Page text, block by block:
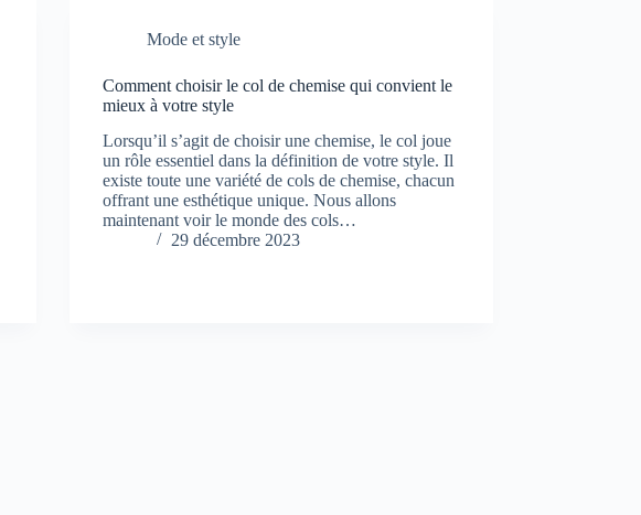
Mode et style
Comment choisir le col de chemise qui convient le
mieux à votre style
Lorsqu’il s’agit de choisir une chemise, le col joue
un rôle essentiel dans la définition de votre style. Il
existe toute une variété de cols de chemise, chacun
offrant une esthétique unique. Nous allons
maintenant voir le monde des cols…
29 décembre 2023